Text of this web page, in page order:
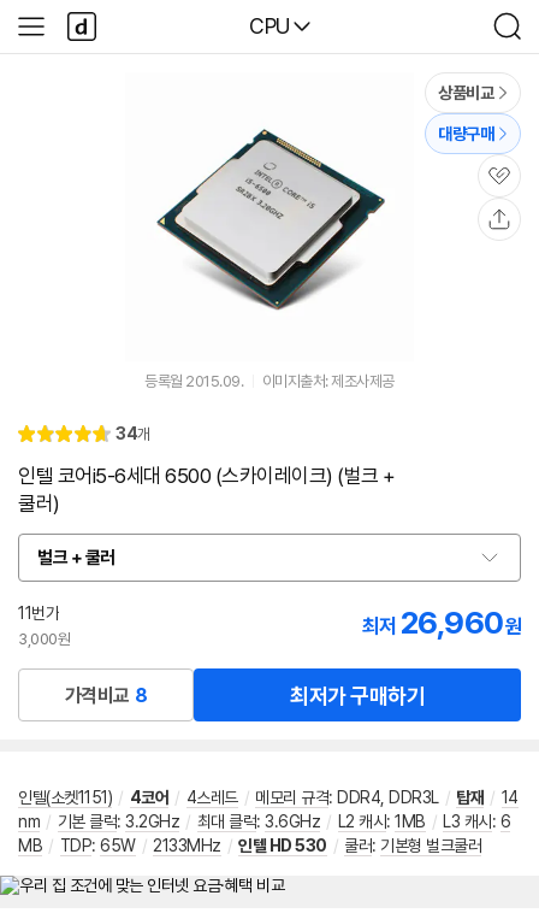
다나와
CPU
검
색
사
이
다
나
와
상품비교
대량구매
관
심
등록월 2015.09. 이미지출처: 제조사제공
별
4.
리
34개
인텔 코어i5-6세대 6500 (스카이레이크) (벌크 +
쿨러)
벌크 + 쿨러
옵
션
선
택
11번가
3,000원
최저 26,960원
가격비교 8 최저가 구매하기
인텔(소켓1151) / 4코어 / 4스레드 / 메모리 규격: DDR4, DDR3L / 탑재 / 14
nm / 기본 클럭: 3.2GHz / 최대 클럭: 3.6GHz / L2 캐시: 1MB / L3 캐시 : 6
MB / TDP: 65W / 2133MHz / 인텔 HD 530 / 쿨러: 기본형 벌크쿨러